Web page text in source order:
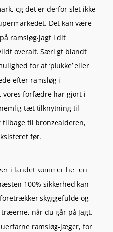
og det er derfor slet ikke
Det kan være
ramsløg-jagt i dit
overalt. Særligt blandt
for at ‘plukke’ eller
efter ramsløg i
vores forfædre har gjort i
tæt tilknytning til
tilbage til bronzealderen,
før.
i landet kommer her en
100% sikkerhed kan
skyggefulde og
når du går på jagt.
ramsløg-jæger, for